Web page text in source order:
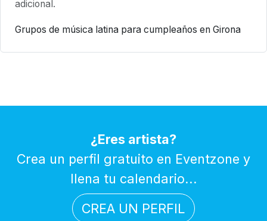
adicional.
Grupos de música latina para cumpleaños en Girona
¿Eres artista?
Crea un perfil gratuito en Eventzone y
llena tu calendario...
CREA UN PERFIL